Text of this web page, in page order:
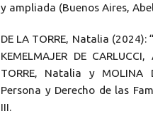
y ampliada (Buenos Aires,
DE LA TORRE, Natalia
KEMELMAJER DE
TORRE, Natalia y
Persona y Derecho de las
III.